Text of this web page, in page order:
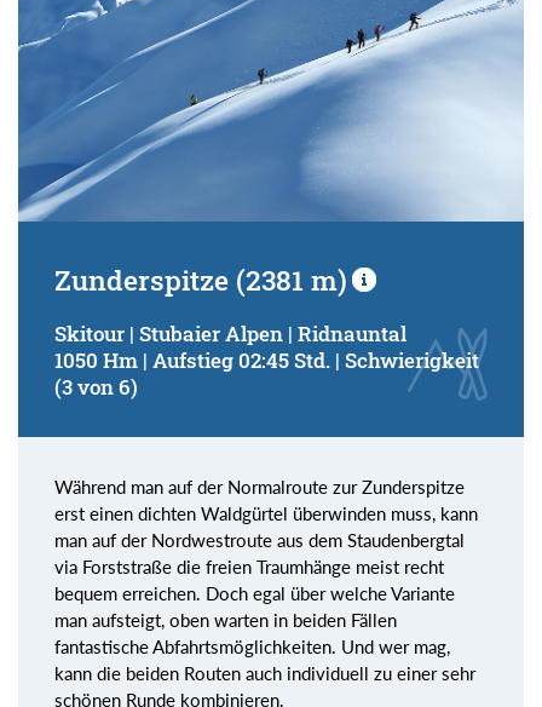
Zunderspitze (2381 m)
Skitour | Stubaier Alpen | Ridnauntal
1050 Hm | Aufstieg 02:45 Std. | Schwierigkeit
(3 von 6)
Während man auf der Normalroute zur Zunderspitze
erst einen dichten Waldgürtel überwinden muss, kann
man auf der Nordwestroute aus dem Staudenbergtal
via Forststraße die freien Traumhänge meist recht
bequem erreichen. Doch egal über welche Variante
man aufsteigt, oben warten in beiden Fällen
fantastische Abfahrtsmöglichkeiten. Und wer mag,
kann die beiden Routen auch individuell zu einer sehr
schönen Runde kombinieren.